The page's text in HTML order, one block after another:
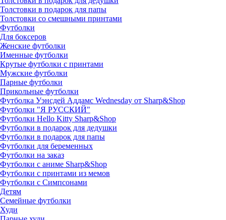
Толстовки в подарок для папы
Толстовки со смешными принтами
Футболки
Для боксеров
Женские футболки
Именные футболки
Крутые футболки с принтами
Мужские футболки
Парные футболки
Прикольные футболки
Футболка Уэнсдей Аддамс Wednesday от Sharp&Shop
Футболки "Я РУССКИЙ"
Футболки Hello Kitty Sharp&Shop
Футболки в подарок для дедушки
Футболки в подарок для папы
Футболки для беременных
Футболки на заказ
Футболки с аниме Sharp&Shop
Футболки с принтами из мемов
Футболки с Симпсонами
Детям
Семейные футболки
Худи